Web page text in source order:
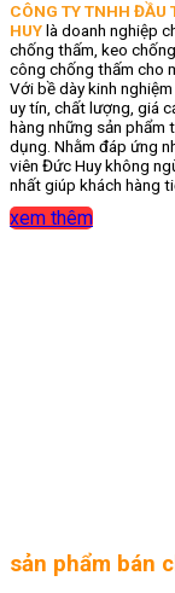
CÔNG TY TNHH ĐẦU
HUYlà doanh nghiệp
chống thấm, keo
công chống thấm cho
Với bề dày kinh
uy tín, chất lượng, giá
hàng những sản phẩm
dụng. Nhằm đáp ứng
viên Đức Huy không
nhất giúp khách hàng
xem thêm
sản phẩm bán